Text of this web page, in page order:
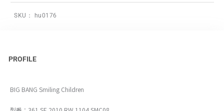
SKU： hu0176
PROFILE
BIG BANG Smiling Children